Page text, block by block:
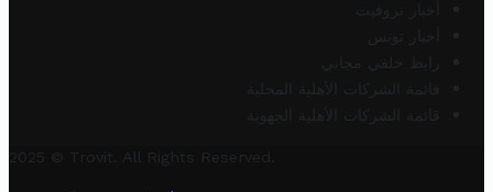
أخبار تروفيت
أخبار تونس
رابط خلفي مجاني
قائمة الشركات الأهلية المحلية
قائمة الشركات الأهلية الجهوية
2025 © Trovit. All Rights Reserved.